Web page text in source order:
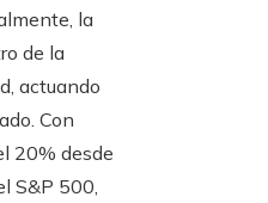
la
de la
actuando
Con
20% desde
S&P 500,